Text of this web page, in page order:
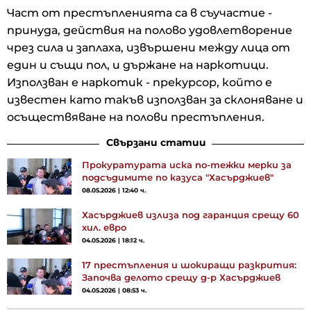
Част от престъпленията са в съучастие -
принуда, действия на полово удовлетворение
чрез сила и заплаха, извършени между лица от
един и същи пол, и държане на наркотици.
Използван е наркотик - прекурсор, който е
известен като такъв използван за склоняване и
осъществяване на полови престъпления.
Свързани статии
Прокуратурата иска по-тежки мерки за
подсъдимите по казуса "Хасърджиев"
08.05.2026 | 12:40 ч.
Хасърджиев излиза под гаранция срещу 60
хил. евро
04.05.2026 | 18:12 ч.
17 престъпления и шокиращи разкрития:
Започва делото срещу д-р Хасърджиев
04.05.2026 | 08:53 ч.